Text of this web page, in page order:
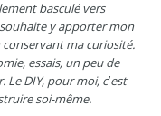
basculé vers
y apporter mon
ma curiosité.
essais, un peu de
DIY, pour moi, c’est
soi-même.